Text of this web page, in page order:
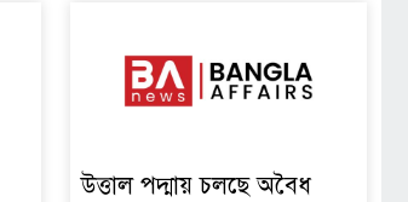
উত্তাল পদ্মায় চলছে অবৈধ